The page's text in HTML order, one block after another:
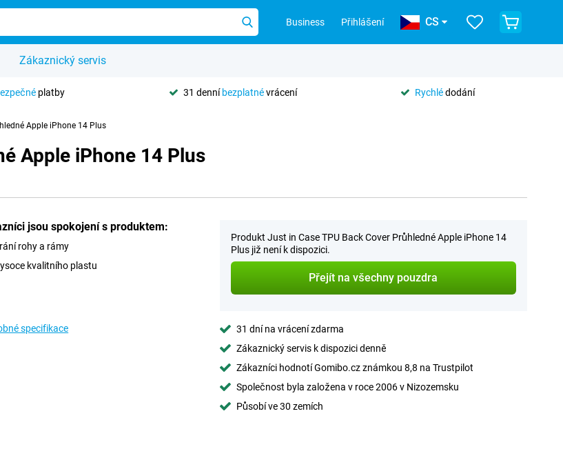
Business Přihlášení CS
Zákaznický servis
platby 31 denníbezplatnévrácení Rychlédodání
Apple iPhone 14 Plus
Apple iPhone 14 Plus
jsou spokojení s produktem:
rohy a rámy
kvalitního plastu
specifikace
Produkt Just in Case TPU Back Cover Průhledné Apple iPhone 14
Plus již není k dispozici.
Přejít na všechny pouzdra
31 dní na vrácení zdarma
Zákaznický servis k dispozici denně
Zákazníci hodnotí Gomibo.cz známkou 8,8 na Trustpilot
Společnost byla založena v roce 2006 v Nizozemsku
Působí ve 30 zemích